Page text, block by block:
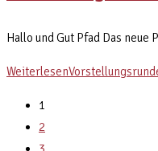
Hallo und Gut Pfad Das
Weiterlesen
1
2